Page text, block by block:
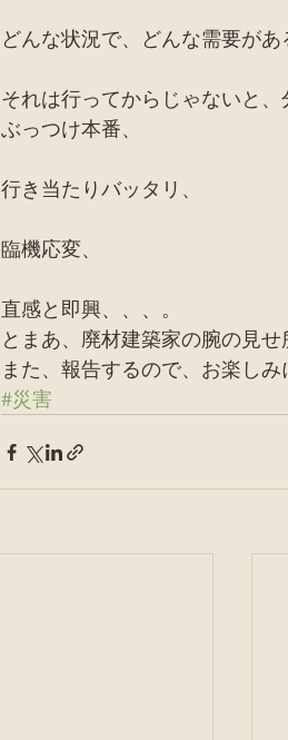
どんな状況で、どんな需要があ
それは行ってからじゃないと、
ぶっつけ本番、
行き当たりバッタリ、
臨機応変、
直感と即興、、、。
とまあ、廃材建築家の腕の見せ
また、報告するので、お楽しみ
#災害